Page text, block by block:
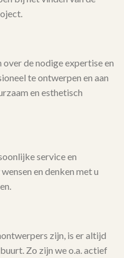
de nodige expertise en
te ontwerpen en aan
en esthetisch
service en
en denken met u
zijn, is er altijd
Zo zijn we o.a. actief